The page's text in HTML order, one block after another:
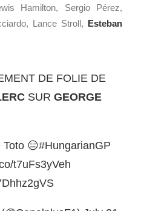
Hamilton, Sergio Pérez,
Lance Stroll, Esteban
DE FOLIE DE
SUR GEORGE
Toto 😑#HungarianGP
t7uFs3yVeh